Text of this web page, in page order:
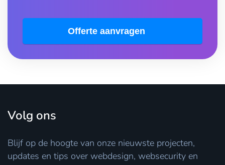
Offerte aanvragen
Volg ons
Blijf op de hoogte van onze nieuwste projecten,
updates en tips over webdesign, websecurity en